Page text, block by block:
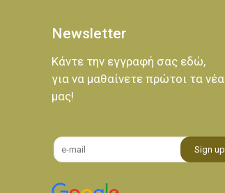
Newsletter
Κάντε την εγγραφή σας εδώ,
για να μαθαίνετε πρώτοι τα νέα
μας!